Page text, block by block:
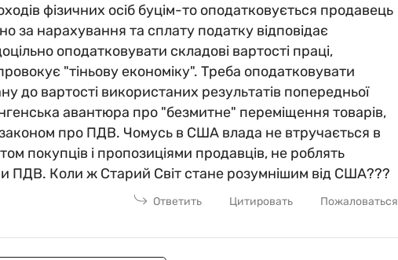
фізичних осіб буцім-то оподатковується продавець
за нарахування та сплату податку відповідає
оподатковувати складові вартості праці,
"тіньову економіку". Треба оподатковувати
до вартості використаних результатів попередньої
авантюра про "безмитне" переміщення товарів,
законом про ПДВ. Чомусь в США влада не втручається в
покупців і пропозиціями продавців, не роблять
ПДВ. Коли ж Старий Світ стане розумнішим від США???
Ответить Цитировать Пожаловаться